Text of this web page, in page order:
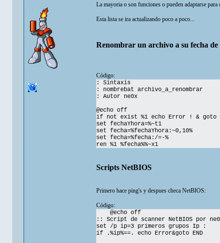
La mayoria o son funciones o pueden adaptarse para
Esta lista se ira actualizando poco a poco...
Renombrar un archivo a su fecha de
Código:
: Sintaxis
: nombrebat archivo_a_renombrar
: Autor ne0x
@echo off
if not exist %1 echo Error ! & goto
set fechaYhora=%~t1
set fecha=%fechaYhora:~0,10%
set fecha=%fecha:/=-%
ren %1 %fecha%%~x1
Scripts NetBIOS
Primero hace ping's y despues checa NetBIOS:
Código:
@echo off
:: Script de scanner NetBIOS por
set /p ip=3 primeros grupos Ip :
if .%ip%==. echo Error&goto END